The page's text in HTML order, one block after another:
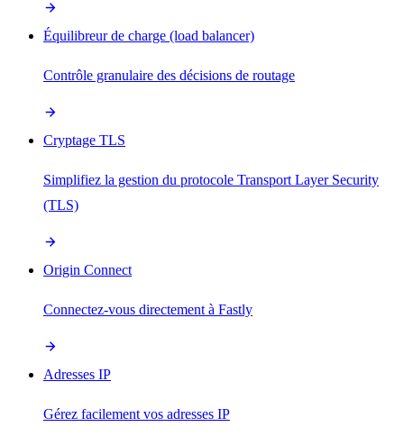
Équilibreur de charge (load balancer)
Contrôle granulaire des décisions de routage
Cryptage TLS
Simplifiez la gestion du protocole Transport Layer Security
(TLS)
Origin Connect
Connectez-vous directement à Fastly
Adresses IP
Gérez facilement vos adresses IP